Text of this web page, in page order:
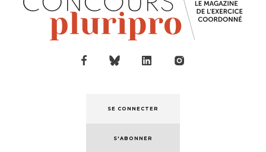
SE CONNECTER
S'ABONNER